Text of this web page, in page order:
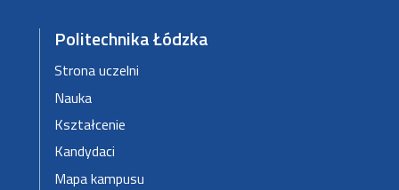
Politechnika Łódzka
Strona uczelni
Nauka
Kształcenie
Kandydaci
Mapa kampusu